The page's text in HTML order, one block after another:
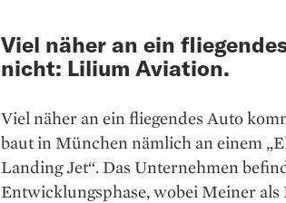
Viel näher an ein
nicht: Lilium Aviation.
Viel näher an ein fliegendes Auto
baut in München nämlich an einem
Landing Jet“. Das Unternehmen
Entwicklungsphase, wobei Meiner